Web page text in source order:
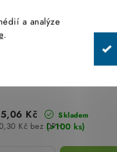
a analýze
.
Skladem
(>100 ks)
Kč bez DPH
Kč